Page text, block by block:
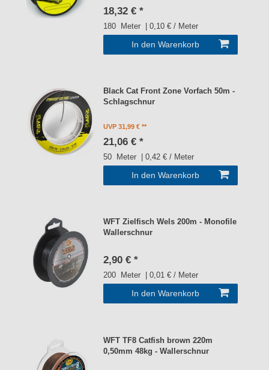
18,32 € *
180 Meter | 0,10 € / Meter
In den Warenkorb
Black Cat Front Zone Vorfach 50m -
Schlagschnur
UVP 31,99 €
21,06 € *
50 Meter | 0,42 € / Meter
In den Warenkorb
WFT Zielfisch Wels 200m - Monofile
Wallerschnur
2,90 € *
200 Meter | 0,01 € / Meter
In den Warenkorb
WFT TF8 Catfish brown 220m
0,50mm 48kg - Wallerschnur